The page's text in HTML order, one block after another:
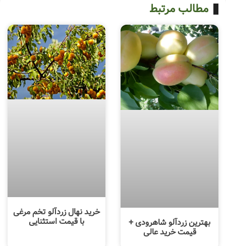
مطالب مرتبط
بهترین زردآلو شاهرودی +
قیمت خرید عالی
خرید نهال زردآلو تخم مرغی
با قیمت استثنایی